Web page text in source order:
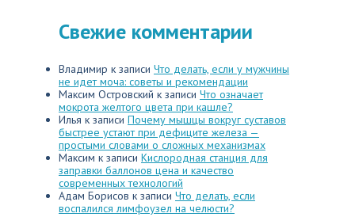
Свежие комментарии
Владимир к записи Что делать, если у мужчины
не идет моча: советы и рекомендации
Максим Островский к записи Что означает
мокрота желтого цвета при кашле?
Илья к записи Почему мышцы вокруг суставов
быстрее устают при дефиците железа —
простыми словами о сложных механизмах
Максим к записи Кислородная станция для
заправки баллонов цена и качество
современных технологий
Адам Борисов к записи Что делать, если
воспалился лимфоузел на челюсти?